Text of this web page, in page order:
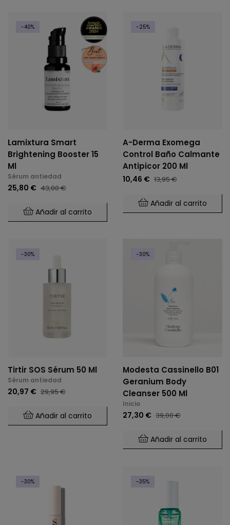
-40%
Lamixtura Smart
Brightening Booster 15
Ml
Sérum antiedad
25,80 € 43,00 €
Añadir al carrito
-25%
A-Derma Exomega
Control Baño Calmante
Antipicor 200 Ml
10,46 € 13,95 €
Añadir al carrito
-30%
Tirtir SOS Sérum 50 Ml
Sérum antiedad
20,97 € 29,95 €
Añadir al carrito
-30%
Modesta Cassinello B01
Geranium Body
Cleanser 500 Ml
Inicio
27,30 € 39,00 €
Añadir al carrito
-30% -35%